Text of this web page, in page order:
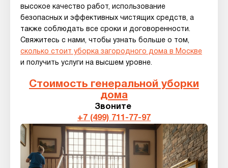
высокое качество работ, использование
безопасных и эффективных чистящих средств, а
также соблюдать все сроки и договоренности.
Свяжитесь с нами, чтобы узнать больше о том,
сколько стоит уборка загородного дома в Москве
и получить услуги на высшем уровне.
Стоимость генеральной уборки
дома
Звоните
+7 (499) 711-77-97